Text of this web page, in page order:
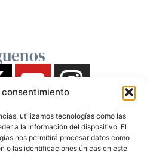
utilizamos tecnologías como las
a la información del dispositivo. El
nos permitirá procesar datos como
o las identificaciones únicas en este